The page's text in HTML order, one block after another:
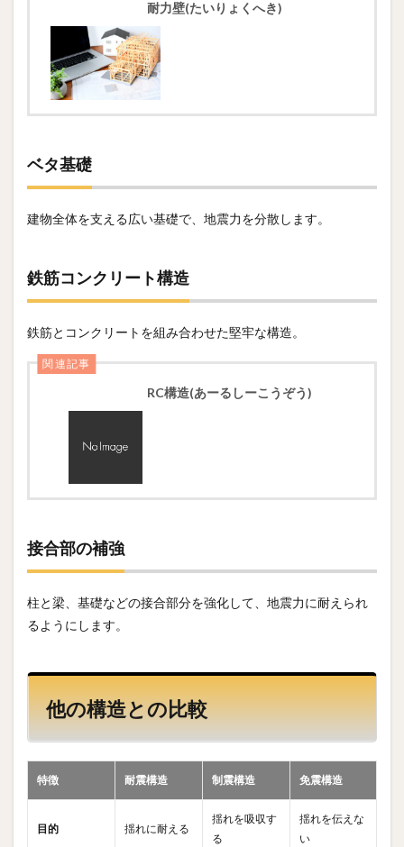
耐力壁(たいりょくへき)
ベタ基礎
建物全体を支える広い基礎で、地震力を分散します。
鉄筋コンクリート構造
鉄筋とコンクリートを組み合わせた堅牢な構造。
関連記事
RC構造(あーるしーこうぞう)
接合部の補強
柱と梁、基礎などの接合部分を強化して、地震力に耐えられ
るようにします。
他の構造との比較
特徴 耐震構造 制震構造 免震構造
目的 揺れに耐える
揺れを吸収す
る
揺れを伝えな
い